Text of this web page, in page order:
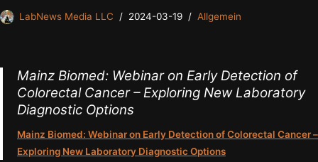
LabNews Media LLC 2024-03-19 Allgemein
Mainz Biomed: Webinar on Early Detection of
Colorectal Cancer – Exploring New Laboratory
Diagnostic Options
Mainz Biomed: Webinar on Early Detection of Colorectal Cancer –
Exploring New Laboratory Diagnostic Options